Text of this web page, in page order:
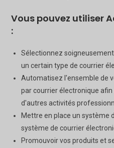
Vous pouvez utiliser
:
Sélectionnez
un certain type de courrier
Automatisez l'ensemble de
par courrier électronique
d'autres activités
Mettre en place un système
système de courrier
Promouvoir vos produits et